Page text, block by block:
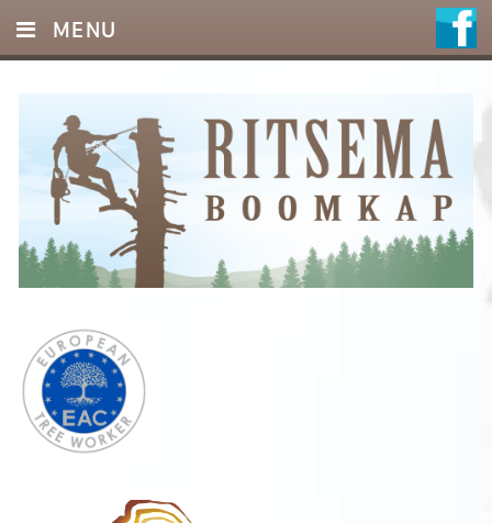
MENU
DIENSTEN
FOTO’S
REFERENTIES
OFFERTE
CONTACT